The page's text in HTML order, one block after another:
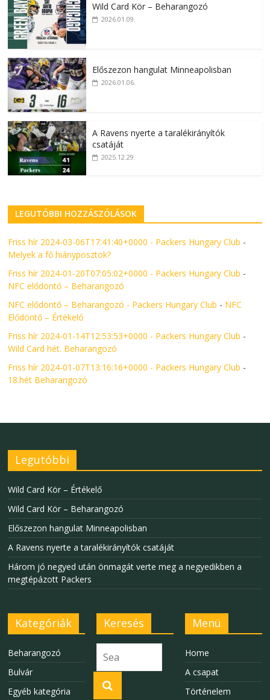
Wild Card Kör – Beharangozó
2026.01.09.
Előszezon hangulat Minneapolisban
2026.01.06.
A Ravens nyerte a taralékirányítók
csatáját
2025.12.29.
LEGUTÓBBI HOZZÁSZÓLÁSOK
Friss hír 2024-03-06T17:41:40+0000 - Packers Hungary Club -
Melyek a fő hiányposztok?
Friss hír 2024-01-20T07:05:02+0000 - Packers Hungary Club -
NFC elődöntő – Beharangozó
NFC elődöntő – Beharangozó - Packers Hungary Club - NFC
Elődöntő – Értékelő
Friss hír 2024-01-14T12:53:53+0000 - Packers Hungary Club -
Wild Card hét. Beharangozó
Friss hír 2024-01-07T13:16:16+0000 - Packers Hungary Club -
18.hét Beharangozó
Legutóbbi
Wild Card Kör – Értékelő
Wild Card Kör – Beharangozó
Előszezon hangulat Minneapolisban
A Ravens nyerte a taralékirányítók csatáját
Három jó negyed után önmagát verte meg a negyedikben a
megtépázott Packers
Kategóriák
Beharangozó
Bulvár
Egyéb kategória
Keresés Menü
Home
A csapat
Történelem